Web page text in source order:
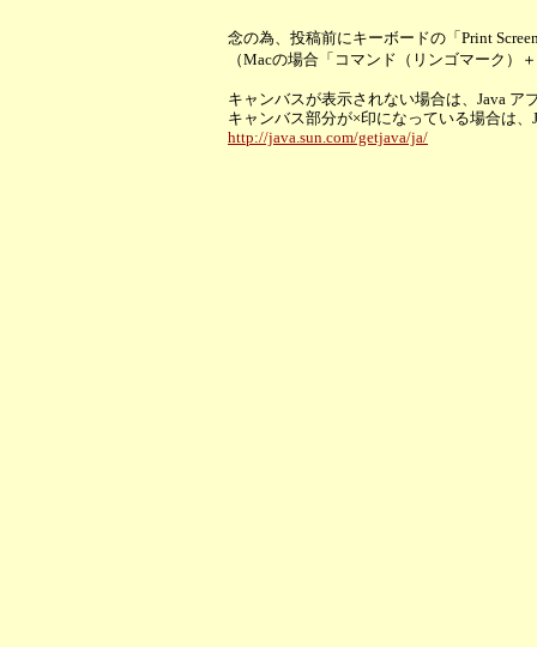
念の為、投稿前にキーボードの「Print
（Macの場合「コマンド（リンゴマーク）
キャンバスが表示されない場合は、Java
キャンバス部分が×印になっている場合は
http://java.sun.com/getjava/ja/